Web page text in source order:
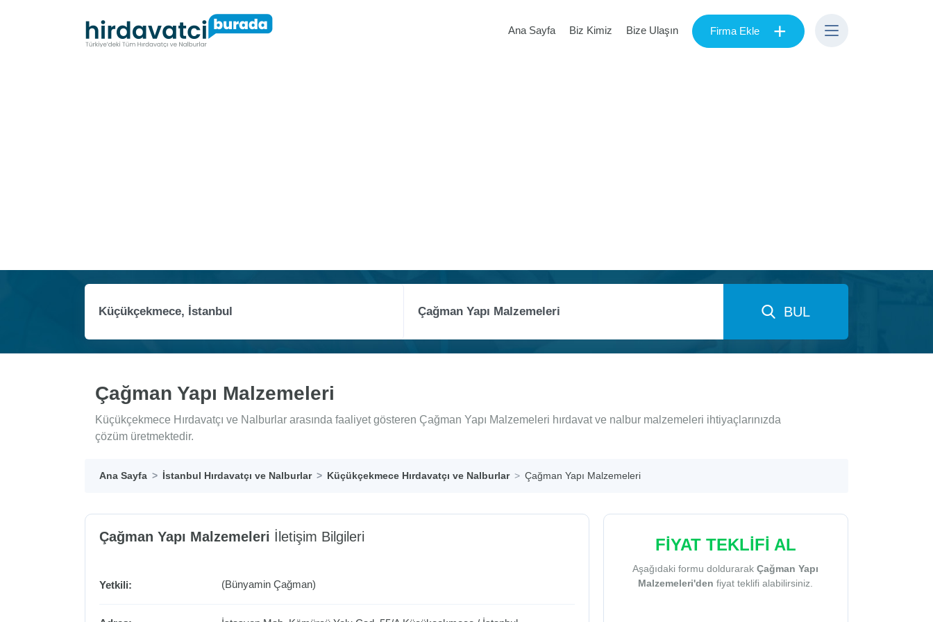
Ana Sayfa Biz Kimiz Bize Ulaşın Firma Ekle +
BUL
Çağman Yapı Malzemeleri
Küçükçekmece Hırdavatçı ve Nalburlar arasında faaliyet gösteren Çağman Yapı Malzemeleri hırdavat ve nalbur malzemeleri ihtiyaçlarınızda
çözüm üretmektedir.
Ana Sayfa İstanbul Hırdavatçı ve Nalburlar Küçükçekmece Hırdavatçı ve Nalburlar Çağman Yapı Malzemeleri
Çağman Yapı Malzemeleri İletişim Bilgileri
Yetkili: (Bünyamin Çağman)
FİYAT TEKLİFİ AL
Aşağıdaki formu doldurarakÇağman Yapı
Malzemeleri'den fiyat teklifi alabilirsiniz.